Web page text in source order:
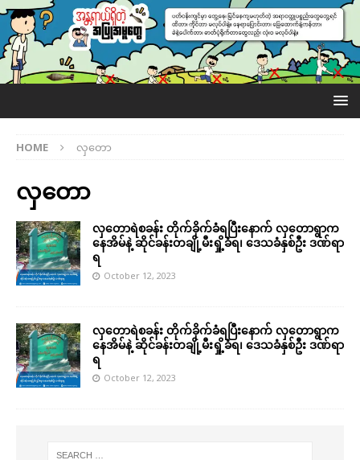
HOME လှတော
လှတော
လှတောရဲစခန်း တိုက်ခိုက်ခံရပြီးနောက် လှတောရွာက
နေအိမ်နဲ့ ဆိုင်ခန်းတချို့မီးရှို့ခံရ၊ ဒေသခံနှစ်ဦး ဒဏ်ရာ
ရ
October 12, 2023
လှတောရဲစခန်း တိုက်ခိုက်ခံရပြီးနောက် လှတောရွာက
နေအိမ်နဲ့ ဆိုင်ခန်းတချို့မီးရှို့ခံရ၊ ဒေသခံနှစ်ဦး ဒဏ်ရာ
ရ
October 12, 2023